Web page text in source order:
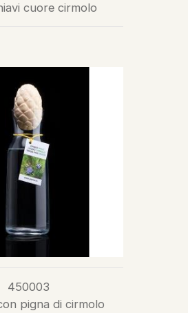
cuore cirmolo
450003
pigna di cirmolo